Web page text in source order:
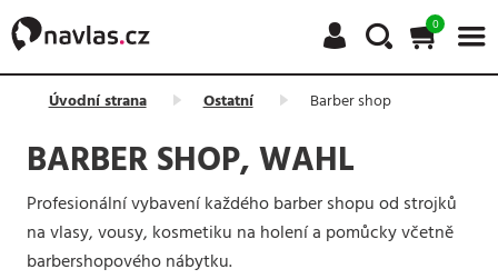
0
Úvodní strana Ostatní Barber shop
BARBER SHOP, WAHL
Profesionální vybavení každého barber shopu od strojků
na vlasy, vousy, kosmetiku na holení a pomůcky včetně
barbershopového nábytku.